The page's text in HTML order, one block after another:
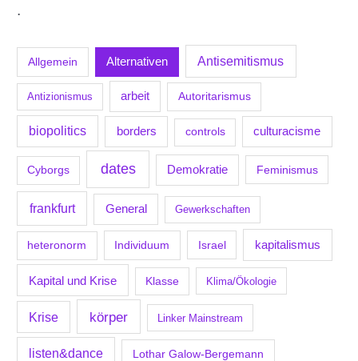
.
Allgemein Alternativen Antisemitismus
Antizionismus arbeit Autoritarismus
biopolitics borders controls culturacisme
Cyborgs dates Demokratie Feminismus
frankfurt General Gewerkschaften
heteronorm Individuum Israel kapitalismus
Kapital und Krise Klasse Klima/Ökologie
Krise körper Linker Mainstream
listen&dance Lothar Galow-Bergemann